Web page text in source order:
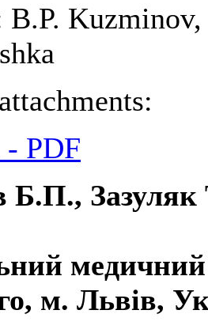
B.P.
PDF
Б.П.,
медичний
м. Львів,